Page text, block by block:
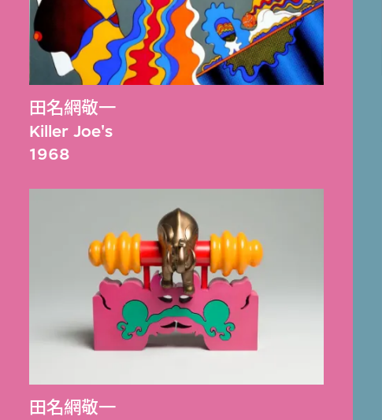
田名網敬一
Killer Joe's
1968
田名網敬一